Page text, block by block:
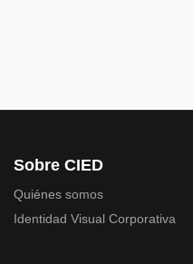
Sobre CIED
Quiénes somos
Identidad Visual Corporativa